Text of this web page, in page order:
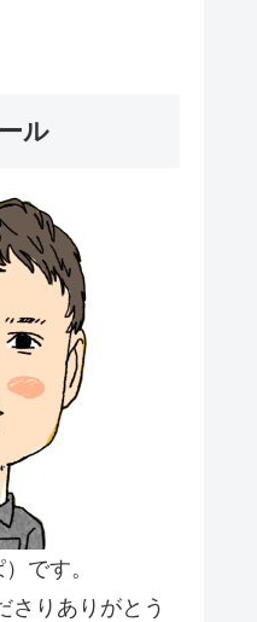
ル
です。
さりありがとう